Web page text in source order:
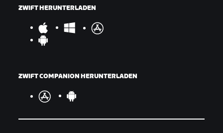
ZWIFT HERUNTERLADEN
ZWIFT COMPANION HERUNTERLADEN